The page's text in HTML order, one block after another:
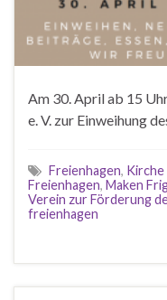
Am 30. April ab 15
e. V. zur Einweihung
Freienhagen, Kirche
Freienhagen, Maken
Verein zur Förderung
freienhagen